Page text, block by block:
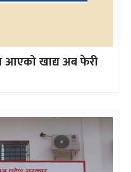
आएको खाद्य अब फेरी